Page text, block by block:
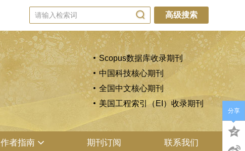
高级搜索
Scopus数据库收录期刊
中国科技核心期刊
全国中文核心期刊
美国工程索引（EI）收录期刊
作者指南 期刊订阅 联系我们
分享